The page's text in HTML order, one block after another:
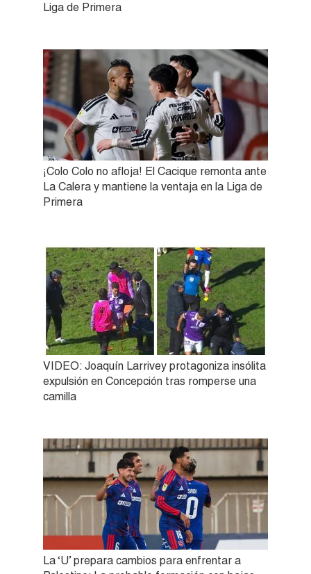
Liga de Primera
¡Colo Colo no afloja! El Cacique remonta ante
La Calera y mantiene la ventaja en la Liga de
Primera
VIDEO: Joaquín Larrivey protagoniza insólita
expulsión en Concepción tras romperse una
camilla
La ‘U’ prepara cambios para enfrentar a